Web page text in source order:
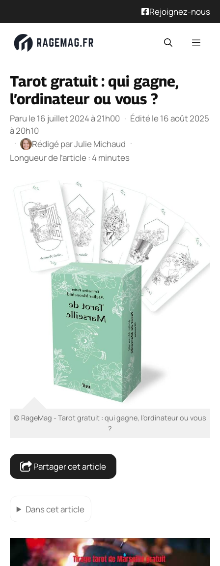
Rejoignez-nous
Tarot gratuit : qui gagne,
l’ordinateur ou vous ?
Paru le 16 juillet 2024 à 21h00 · Édité le 16 août 2025
à 20h10
·
Rédigé parJulie Michaud ·
Longueur de l’article : 4 minutes
© RageMag - Tarot gratuit : qui gagne, l’ordinateur ou vous
?
Partager cet article
Dans cet article